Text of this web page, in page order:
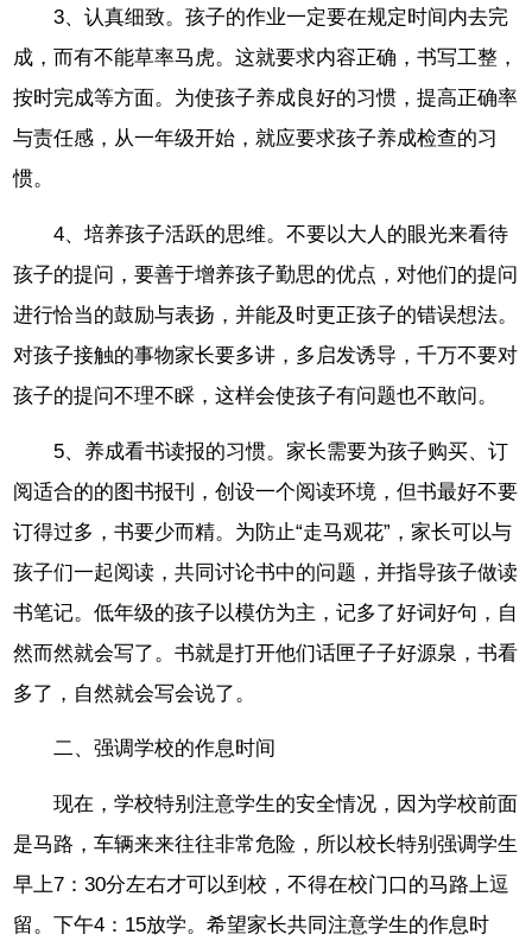
3、认真细致。孩子的作业一定要在规定时间内去完
成，而有不能草率马虎。这就要求内容正确，书写工整，
按时完成等方面。为使孩子养成良好的习惯，提高正确率
与责任感，从一年级开始，就应要求孩子养成检查的习
惯。
4、培养孩子活跃的思维。不要以大人的眼光来看待
孩子的提问，要善于增养孩子勤思的优点，对他们的提问
进行恰当的鼓励与表扬，并能及时更正孩子的错误想法。
对孩子接触的事物家长要多讲，多启发诱导，千万不要对
孩子的提问不理不睬，这样会使孩子有问题也不敢问。
5、养成看书读报的习惯。家长需要为孩子购买、订
阅适合的的图书报刊，创设一个阅读环境，但书最好不要
订得过多，书要少而精。为防止“走马观花”，家长可以与
孩子们一起阅读，共同讨论书中的问题，并指导孩子做读
书笔记。低年级的孩子以模仿为主，记多了好词好句，自
然而然就会写了。书就是打开他们话匣子子好源泉，书看
多了，自然就会写会说了。
二、强调学校的作息时间
现在，学校特别注意学生的安全情况，因为学校前面
是马路，车辆来来往往非常危险，所以校长特别强调学生
早上7：30分左右才可以到校，不得在校门口的马路上逗
留。下午4：15放学。希望家长共同注意学生的作息时